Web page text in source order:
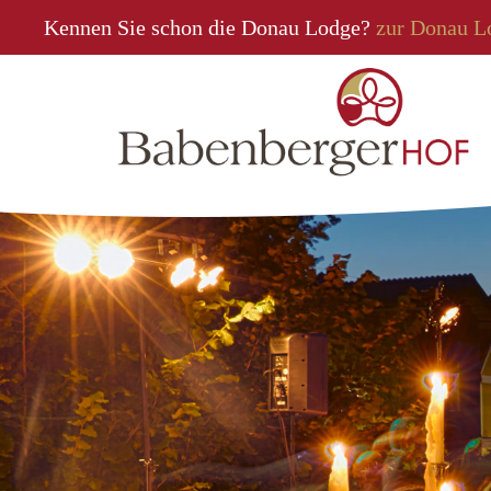
Kennen Sie schon die Donau Lodge? zur Donau